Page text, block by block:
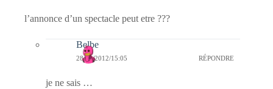
l’annonce d’un spectacle peut etre ???
Belbe
28/01/2012/15:05 RÉPONDRE
je ne sais …